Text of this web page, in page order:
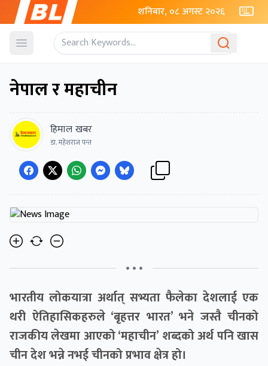
शनिबार, ०८ अगस्ट २०२६
Open menu
नेपाल र महाचीन
हिमाल खबर
डा. महेशराज पन्त
• • •
भारतीय लोकयात्रा अर्थात् सभ्यता फैलेका देशलाई एक
थरी ऐतिहासिकहरुले ‘बृहत्तर भारत’ भने जस्तै चीनको
राजकीय लेखमा आएको ‘महाचीन’ शब्दको अर्थ पनि खास
चीन देश भन्ने नभई चीनको प्रभाव क्षेत्र हो।